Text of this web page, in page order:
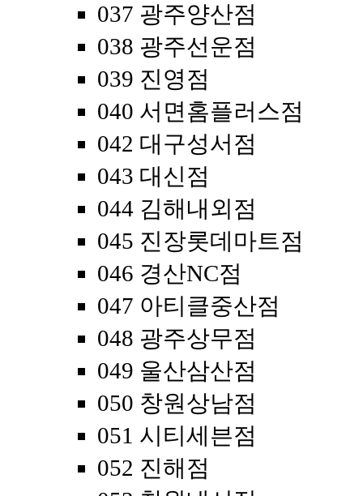
037 광주양산점
038 광주선운점
039 진영점
040 서면홈플러스점
042 대구성서점
043 대신점
044 김해내외점
045 진장롯데마트점
046 경산NC점
047 아티클중산점
048 광주상무점
049 울산삼산점
050 창원상남점
051 시티세븐점
052 진해점